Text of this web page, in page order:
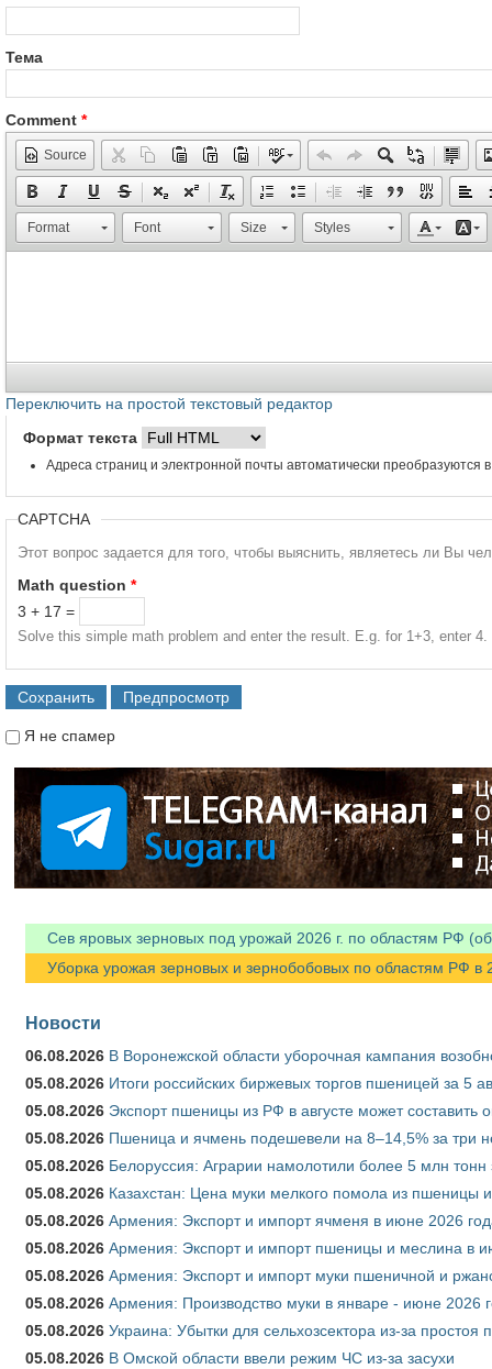
Тема
Comment *
Source
Format Font Size Styles
Переключить на простой текстовый редактор
Формат текста
Адреса страниц и электронной почты автоматически преобразуются
CAPTCHA
Этот вопрос задается для того, чтобы выяснить, являетесь ли Вы
Math question *
3 + 17 =
Solve this simple math problem and enter the result. E.g. for 1+3, enter 4.
Я не спамер
Сев яровых зерновых под урожай 2026 г. по областям РФ
Уборка урожая зерновых и зернобобовых по областям РФ в
Новости
06.08.2026 В Воронежской области уборочная кампания
05.08.2026 Итоги российских биржевых торгов пшеницей за 5
05.08.2026 Экспорт пшеницы из РФ в августе может составить
05.08.2026 Пшеница и ячмень подешевели на 8–14,5% за три
05.08.2026 Белоруссия: Аграрии намолотили более 5 млн тонн
05.08.2026 Казахстан: Цена муки мелкого помола из пшеницы
05.08.2026 Армения: Экспорт и импорт ячменя в июне 2026
05.08.2026 Армения: Экспорт и импорт пшеницы и меслина в
05.08.2026 Армения: Экспорт и импорт муки пшеничной и
05.08.2026 Армения: Производство муки в январе - июне 2026
05.08.2026 Украина: Убытки для сельхозсектора из-за простоя
05.08.2026 В Омской области ввели режим ЧС из-за засухи